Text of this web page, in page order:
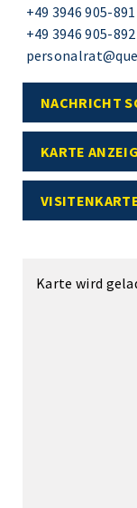
+49 3946 905-891
+49 3946 905-892
NACHRICHT
KARTE
Karte wird